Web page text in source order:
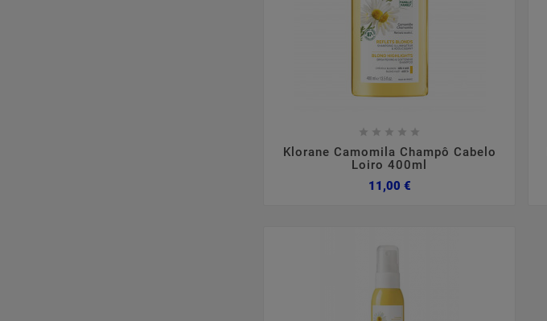
    
Klorane Camomila Champô Cabelo
Loiro 400ml
11,00 €Preço